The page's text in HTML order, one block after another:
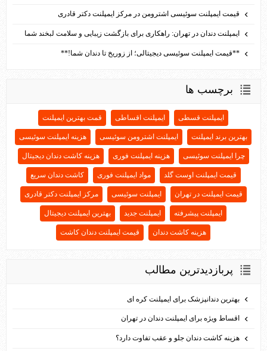
قیمت ایمپلنت سوئیسی اشترومن در مرکز ایمپلنت دکتر قادری
ایمپلنت دندان در تهران: راهکاری برای بازگشت زیبایی و سلامت لبخند شما
**قیمت ایمپلنت سوئیسی دیجیتالی؛ از زوریخ تا دندان شما!**
برچسب ها
ایمپلنت قسطی ایمپلنت اقساطی قمت بهترین ایمپلنت
بهترین برند ایمپلنت ایمپلنت اشترومن سوئیسی هزینه ایمپلنت سوئیسی
چرا ایمپلنت سوئیسی هزینه ایمپلنت فوری هزینه کاشت دندان دیجیتال
قیمت ایمپلنت اوست گلد مواد ایمپلنت فوری کاشت دندان سریع
قیمت ایمپلنت در تهران ایمپلنت سوئیسی مرکز ایمپلنت دکتر قادری
ایمپلنت پیشرفته ایمپلنت جدید بهترین ایمپلنت دیجیتال
هزینه کاشت دندان قیمت ایمپلنت دندان کاشت
پربازديدترين مطالب
بهترین دندانپزشک برای ایمپلنت کره ای
اقساط ویژه برای ایمپلنت دندان در تهران
هزینه کاشت دندان جلو و عقب تفاوت دارد؟